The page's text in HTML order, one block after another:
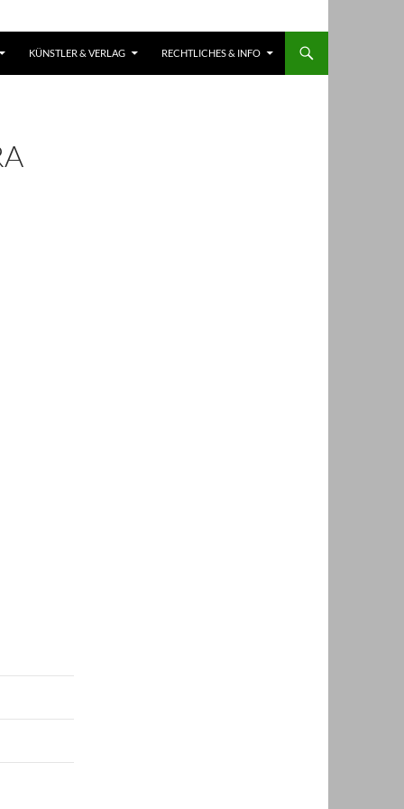
KÜNSTLER & VERLAG RECHTLICHES & INFO